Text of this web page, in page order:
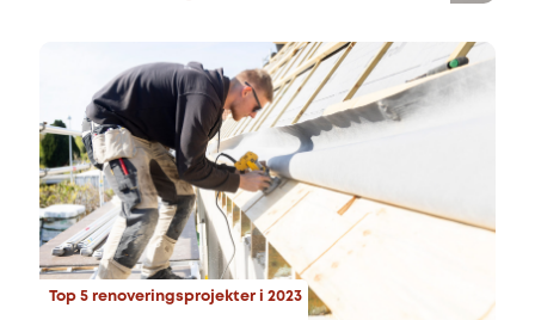
Top 5 renoveringsprojekter i 2023